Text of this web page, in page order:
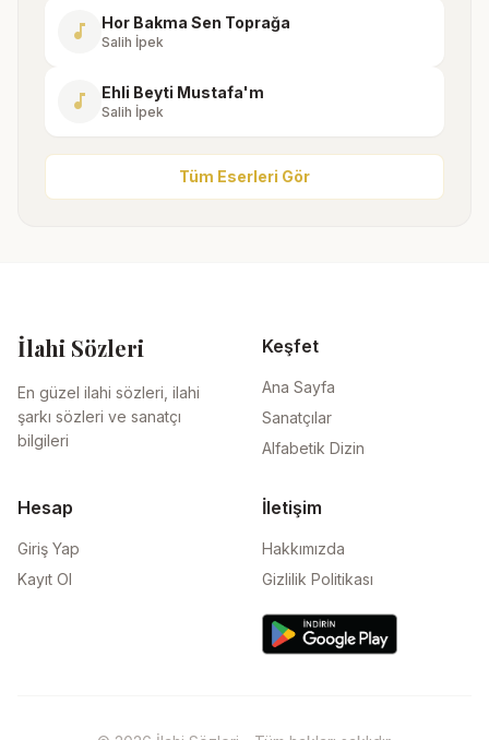
music_note Hor Bakma Sen Toprağa
Salih İpek
music_note Ehli Beyti Mustafa'm
Salih İpek
Tüm Eserleri Gör
İlahi Sözleri
En güzel ilahi sözleri, ilahi
şarkı sözleri ve sanatçı
bilgileri
Keşfet
Ana Sayfa
Sanatçılar
Alfabetik Dizin
Hesap
Giriş Yap
Kayıt Ol
İletişim
Hakkımızda
Gizlilik Politikası